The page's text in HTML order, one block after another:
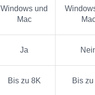
Windows und
Mac
Ja
Bis zu 8K Bis zu